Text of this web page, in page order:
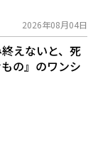
2026年08月04日
えないと、死
もの』のワンシ